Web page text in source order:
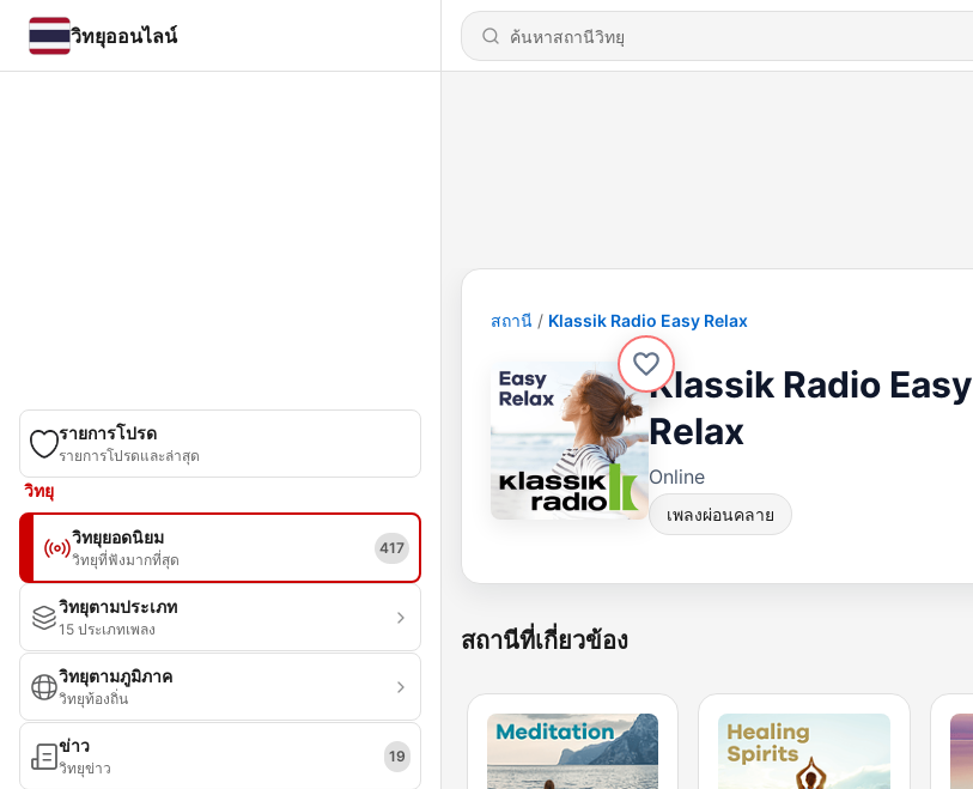
วิทยุออนไลน์
รายการโปรด
รายการโปรดและล่าสุด
วิทยุ
วิทยุยอดนิยม
วิทยุที่ฟังมากที่สุด
417
วิทยุตามประเภท
15 ประเภทเพลง
วิทยุตามภูมิภาค
วิทยุท้องถิ่น
ข่าว
วิทยุข่าว
19
สถานี Klassik Radio Easy Relax
Klassik Radio Easy
Relax
Online
เพลงผ่อนคลาย
สถานีที่เกี่ยวข้อง